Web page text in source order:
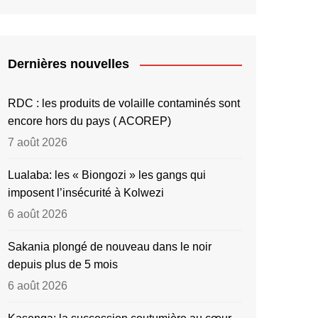
Dernières nouvelles
RDC : les produits de volaille contaminés sont
encore hors du pays ( ACOREP)
7 août 2026
Lualaba: les « Biongozi » les gangs qui
imposent l’insécurité à Kolwezi
6 août 2026
Sakania plongé de nouveau dans le noir
depuis plus de 5 mois
6 août 2026